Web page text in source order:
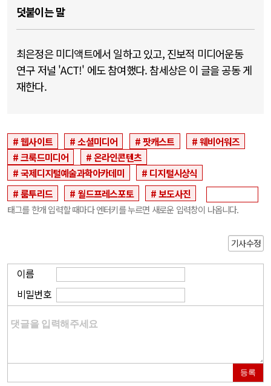
덧붙이는 말
최은정은 미디액트에서 일하고 있고, 진보적 미디어운동
연구 저널 'ACT!' 에도 참여했다. 참세상은 이 글을 공동 게
재한다.
웹사이트 소셜미디어 팟캐스트
웨비어워즈
크룩드미디어
온라인콘텐츠
국제디지털예술과학아카데미
디지털시상식
룸투리드
월드프레스포토 보도사진
태그를 한개 입력할 때마다 엔터키를 누르면 새로운 입력창이 나옵니다.
기사수정
이름
비밀번호
등록